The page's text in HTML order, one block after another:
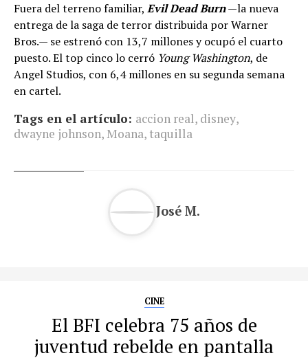
Fuera del terreno familiar, Evil Dead Burn—la nueva
entrega de la saga de terror distribuida por Warner
Bros.— se estrenó con 13,7 millones y ocupó el cuarto
puesto. El top cinco lo cerró Young Washington, de
Angel Studios, con 6,4 millones en su segunda semana
en cartel.
Tags en el artículo: accion real, disney,
dwayne johnson, Moana, taquilla
José M.
CINE
El BFI celebra 75 años de
juventud rebelde en pantalla